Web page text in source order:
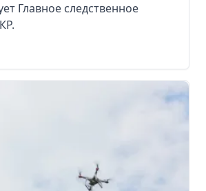
Главное следственное